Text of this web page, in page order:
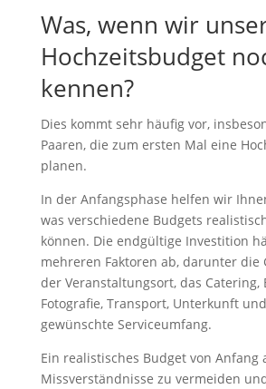
Was, wenn wir
Hochzeitsbudget
kennen?
Dies kommt sehr häufig vor,
Paaren, die zum ersten Mal eine
planen.
In der Anfangsphase helfen wir
was verschiedene Budgets
können. Die endgültige Investition
mehreren Faktoren ab, darunter die
der Veranstaltungsort, das Catering,
Fotografie, Transport, Unterkunft
gewünschte Serviceumfang.
Ein realistisches Budget von Anfang
Missverständnisse zu vermeiden